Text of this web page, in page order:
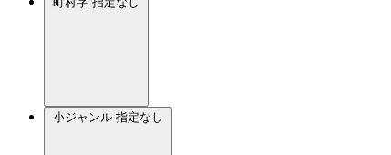
小ジャンル 指定なし